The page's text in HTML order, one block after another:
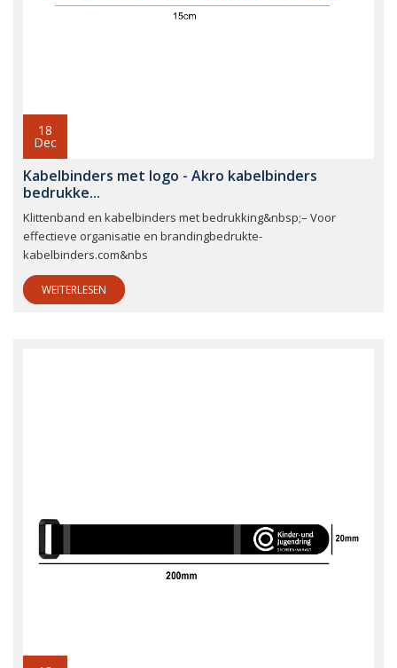
18
Dec
Kabelbinders met logo - Akro kabelbinders
bedrukke...
Klittenband en kabelbinders met bedrukking&nbsp;– Voor
effectieve organisatie en brandingbedrukte-
kabelbinders.com&nbs
WEITERLESEN